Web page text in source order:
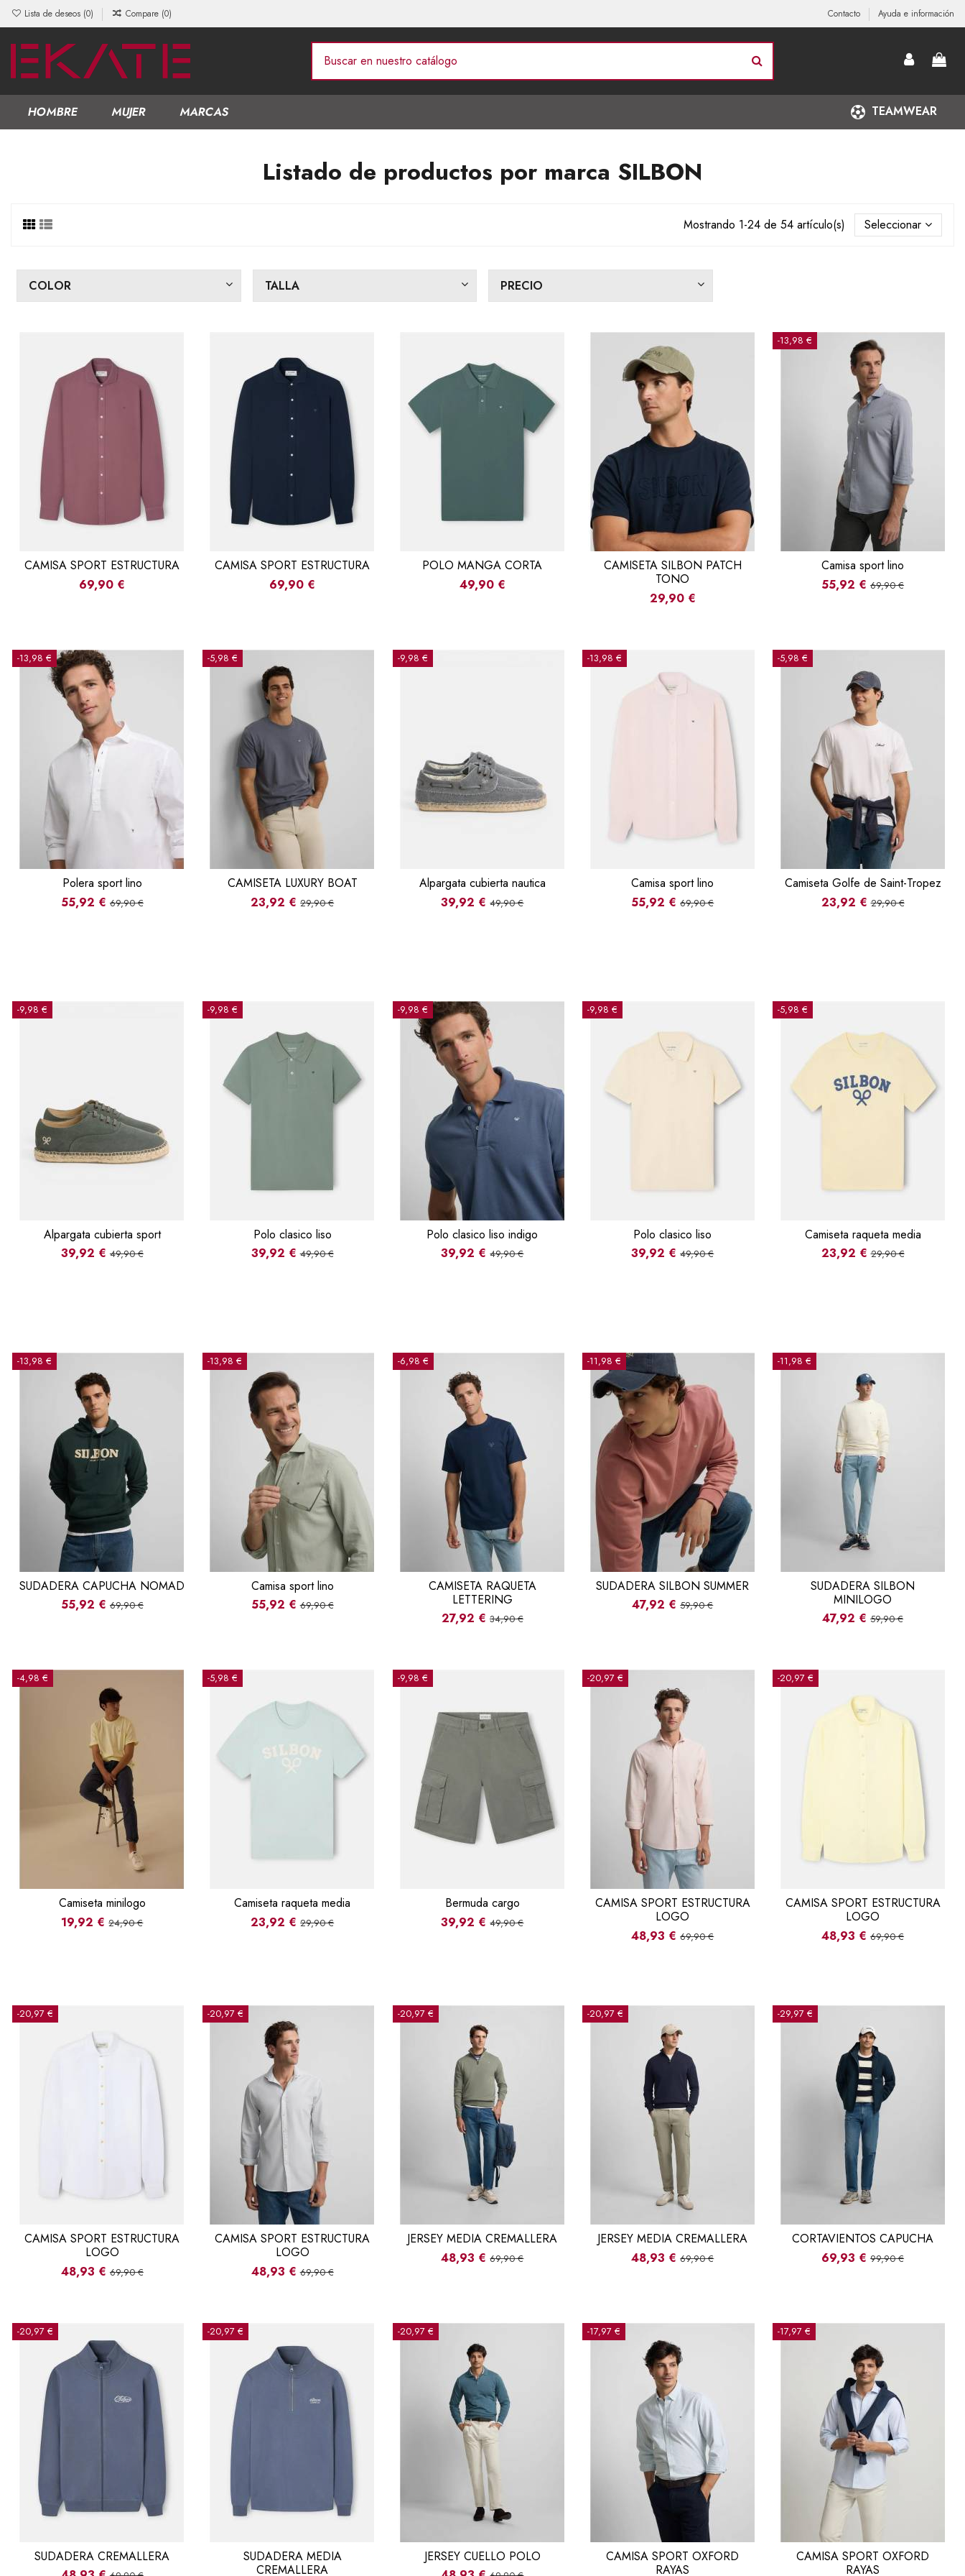
Lista de deseos (0) Compare (0) Contacto Ayuda e información
HOMBRE MUJER MARCAS TEAMWEAR
Listado de productos por marca SILBON
Mostrando 1-24 de 54 artículo(s) Seleccionar
COLOR TALLA PRECIO
CAMISA SPORT ESTRUCTURA
69,90 €
CAMISA SPORT ESTRUCTURA
69,90 €
POLO MANGA CORTA
49,90 €
CAMISETA SILBON PATCH
TONO
29,90 €
-13,98 €
Camisa sport lino
55,92 € 69,90 €
-13,98 €
Polera sport lino
55,92 € 69,90 €
-5,98 €
CAMISETA LUXURY BOAT
23,92 € 29,90 €
-9,98 €
Alpargata cubierta nautica
39,92 € 49,90 €
-13,98 €
Camisa sport lino
55,92 € 69,90 €
-5,98 €
Camiseta Golfe de Saint-Tropez
23,92 € 29,90 €
-9,98 €
Alpargata cubierta sport
39,92 € 49,90 €
-9,98 €
Polo clasico liso
39,92 € 49,90 €
-9,98 €
Polo clasico liso indigo
39,92 € 49,90 €
-9,98 €
Polo clasico liso
39,92 € 49,90 €
-5,98 €
Camiseta raqueta media
23,92 € 29,90 €
-13,98 €
SUDADERA CAPUCHA NOMAD
55,92 € 69,90 €
-13,98 €
Camisa sport lino
55,92 € 69,90 €
-6,98 €
CAMISETA RAQUETA
LETTERING
27,92 € 34,90 €
-11,98 €
SUDADERA SILBON SUMMER
47,92 € 59,90 €
-11,98 €
SUDADERA SILBON
MINILOGO
47,92 € 59,90 €
-4,98 €
Camiseta minilogo
19,92 € 24,90 €
-5,98 €
Camiseta raqueta media
23,92 € 29,90 €
-9,98 €
Bermuda cargo
39,92 € 49,90 €
-20,97 €
CAMISA SPORT ESTRUCTURA
LOGO
48,93 € 69,90 €
-20,97 €
CAMISA SPORT ESTRUCTURA
LOGO
48,93 € 69,90 €
-20,97 €
CAMISA SPORT ESTRUCTURA
LOGO
48,93 € 69,90 €
-20,97 €
CAMISA SPORT ESTRUCTURA
LOGO
48,93 € 69,90 €
-20,97 €
JERSEY MEDIA CREMALLERA
48,93 € 69,90 €
-20,97 €
JERSEY MEDIA CREMALLERA
48,93 € 69,90 €
-29,97 €
CORTAVIENTOS CAPUCHA
69,93 € 99,90 €
-20,97 €
SUDADERA CREMALLERA
-20,97 €
SUDADERA MEDIA
CREMALLERA
-20,97 €
JERSEY CUELLO POLO
-17,97 €
CAMISA SPORT OXFORD
RAYAS
-17,97 €
CAMISA SPORT OXFORD
RAYAS